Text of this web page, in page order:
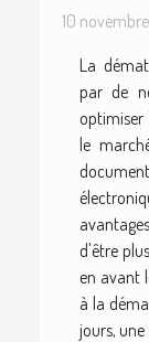
10
La
par de
optimiser
le
d'être
en avant
à la
jours,